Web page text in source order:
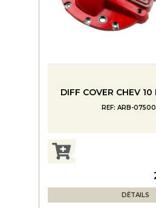
DIFF COVER CHEV
REF: ARB-
DÉTAILS